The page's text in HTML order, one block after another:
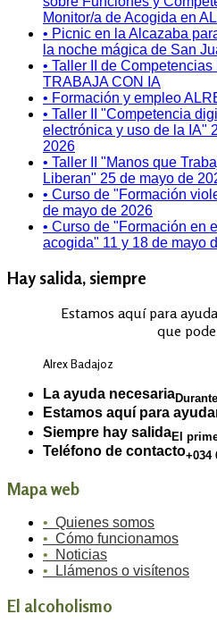
Monitor/a de Acogida en
• Picnic en la Alcazaba
la noche mágica de San
• Taller II de
TRABAJA CON IA
• Formación y empleo
• Taller II "Competencia
electrónica y uso de la IA"
2026
• Taller II "Manos que
Liberan" 25 de mayo de
• Curso de "Formación
de mayo de 2026
• Curso de "Formación en
acogida" 11 y 18 de mayo
Hay salida, siempre
Estamos aquí para
que
Alrex Badajoz
La ayuda necesaria
Estamos aquí para
Siempre hay salidaEl
Teléfono de contacto+034
Mapa web
• Quienes somos
• Cómo funcionamos
• Noticias
• Llámenos o visítenos
El alcoholismo